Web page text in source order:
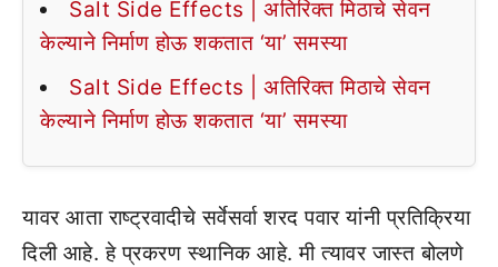
Salt Side Effects | अतिरिक्त मिठाचे सेवन
केल्याने निर्माण होऊ शकतात ‘या’ समस्या
Salt Side Effects | अतिरिक्त मिठाचे सेवन
केल्याने निर्माण होऊ शकतात ‘या’ समस्या
यावर आता राष्ट्रवादीचे सर्वेसर्वा शरद पवार यांनी प्रतिक्रिया
दिली आहे. हे प्रकरण स्थानिक आहे. मी त्यावर जास्त बोलणे